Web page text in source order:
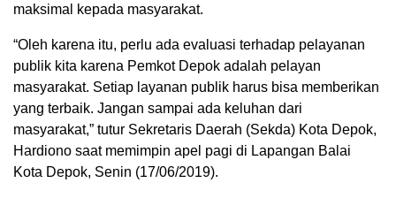
maksimal kepada masyarakat.
“Oleh karena itu, perlu ada evaluasi terhadap pelayanan
publik kita karena Pemkot Depok adalah pelayan
masyarakat. Setiap layanan publik harus bisa memberikan
yang terbaik. Jangan sampai ada keluhan dari
masyarakat,” tutur Sekretaris Daerah (Sekda) Kota Depok,
Hardiono saat memimpin apel pagi di Lapangan Balai
Kota Depok, Senin (17/06/2019).